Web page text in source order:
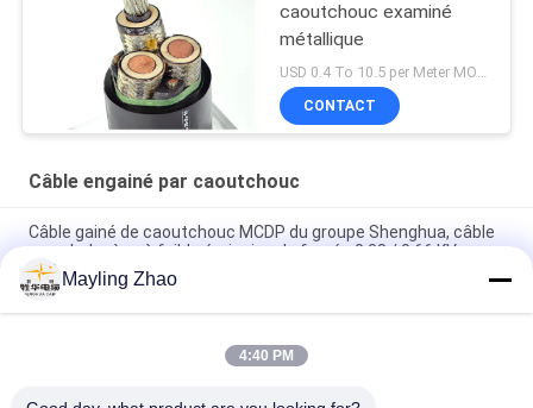
caoutchouc examiné
métallique
CONTACT
Câble engainé par caoutchouc
Câble gainé de caoutchouc MCDP du groupe Shenghua, câble
sans halogène à faible émission de fumée 0,38 / 0,66 KV
Câble gainé de caoutchouc à écran métallique de Shanghai
Shenghua Group, 0,66 / 1,14 KV, certification CE KEMA
Câble d'alimentation Shenghua à écran métallique et gaine en
Mayling Zhao
4:40 PM